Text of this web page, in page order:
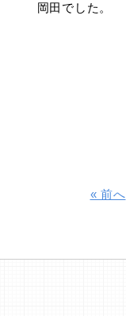
岡田でした。
« 前へ